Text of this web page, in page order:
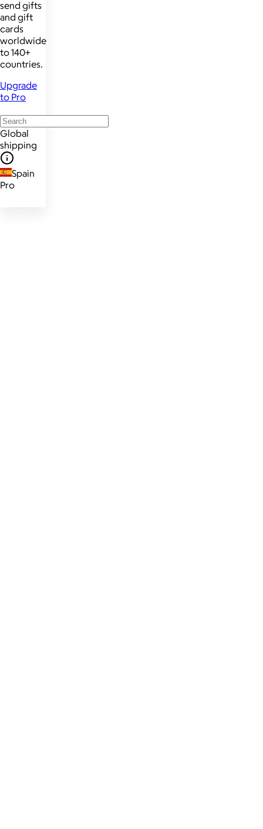
send gifts
and gift
cards
worldwide
to 140+
countries.
Upgrade
to Pro
Global
shipping
Spain
Pro